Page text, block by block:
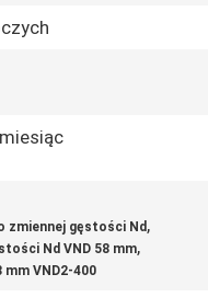
zmiennej gęstości Nd ,
Nd VND 58 mm,
VND2-400